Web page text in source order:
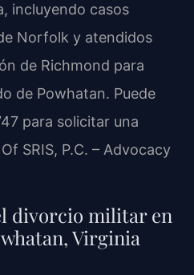
incluyendo casos
Norfolk y atendidos
de Richmond para
de Powhatan. Puede
para solicitar una
SRIS, P.C. – Advocacy
divorcio militar en
Virginia